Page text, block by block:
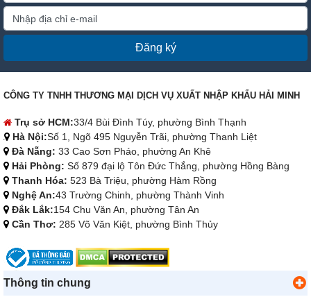
Đăng ký
CÔNG TY TNHH THƯƠNG MẠI DỊCH VỤ XUẤT NHẬP KHẨU HẢI MINH
Trụ sở HCM:33/4 Bùi Đình Túy, phường Bình Thạnh
Hà Nội:Số 1, Ngõ 495 Nguyễn Trãi, phường Thanh Liệt
Đà Nẵng: 33 Cao Sơn Pháo, phường An Khê
Hải Phòng: Số 879 đại lộ Tôn Đức Thắng, phường Hồng Bàng
Thanh Hóa: 523 Bà Triệu, phường Hàm Rồng
Nghệ An:43 Trường Chinh, phường Thành Vinh
Đắk Lắk:154 Chu Văn An, phường Tân An
Cần Thơ: 285 Võ Văn Kiệt, phường Bình Thủy
Thông tin chung